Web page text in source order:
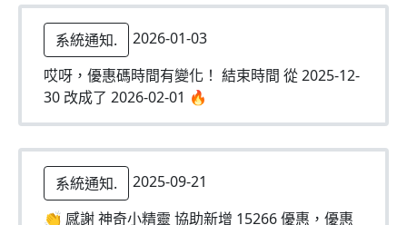
系統通知.
2026-01-03
哎呀，優惠碼時間有變化！ 結束時間 從 2025-12-
30 改成了 2026-02-01 🔥
系統通知.
2025-09-21
👏 感謝 神奇小精靈 協助新增 15266 優惠，優惠